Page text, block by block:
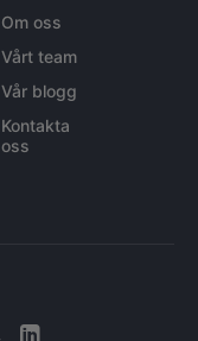
Om oss
Vårt team
Vår blogg
Kontakta
oss